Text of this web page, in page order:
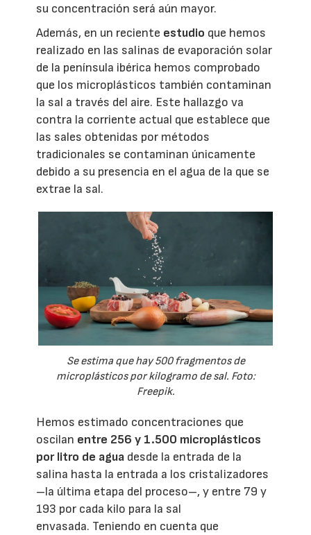
su concentración será aún mayor.
Además, en un reciente estudio que hemos
realizado en las salinas de evaporación solar
de la península ibérica hemos comprobado
que los microplásticos también contaminan
la sal a través del aire. Este hallazgo va
contra la corriente actual que establece que
las sales obtenidas por métodos
tradicionales se contaminan únicamente
debido a su presencia en el agua de la que se
extrae la sal.
Se estima que hay 500 fragmentos de
microplásticos por kilogramo de sal. Foto:
Freepik.
Hemos estimado concentraciones que
oscilan entre 256 y 1.500 microplásticos
por litro de agua desde la entrada de la
salina hasta la entrada a los cristalizadores
–la última etapa del proceso–, y entre 79 y
193 por cada kilo para la sal
envasada. Teniendo en cuenta que